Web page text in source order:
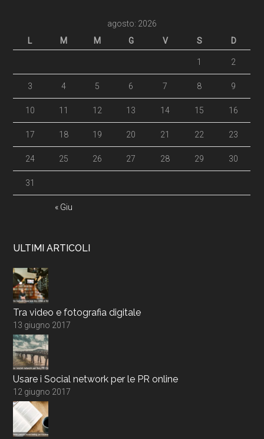
agosto: 2026
L
M M G V S D
« Giu
1 2
3 4 5 6 7 8 9
10 11 12 13 14 15 16
17 18 19 20 21 22 23
24 25 26 27 28 29 30
31
ULTIMI ARTICOLI
Tra video e fotografia digitale
13 giugno 2017
Usare i Social network per le PR online
12 giugno 2017